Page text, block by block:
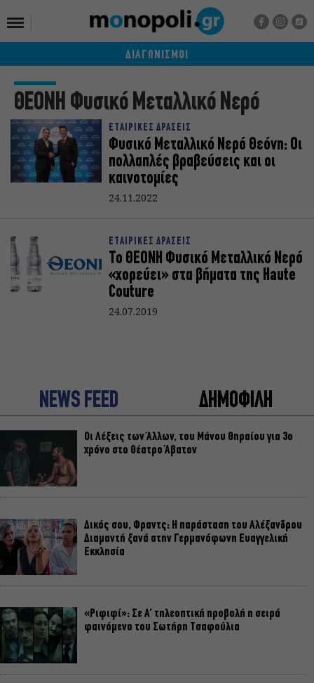
ΔΙΑΓΩΝΙΣΜΟΙ
ΘΕΟΝΗ Φυσικό Μεταλλικό Νερό
ΕΤΑΙΡΙΚΕΣ ΔΡΑΣΕΙΣ
Φυσικό Μεταλλικό Νερό Θεόνη: Οι
πολλαπλές βραβεύσεις και οι
καινοτομίες
24.11.2022
ΕΤΑΙΡΙΚΕΣ ΔΡΑΣΕΙΣ
Το ΘΕΟΝΗ Φυσικό Μεταλλικό Νερό
«χορεύει» στα βήματα της Haute
Couture
24.07.2019
NEWS FEED ΔΗΜΟΦΙΛΗ
Οι Λέξεις των Άλλων, του Μάνου Θηραίου για 3ο
χρόνο στο Θέατρο Άβατον
Δικός σου, Φραντς: Η παράσταση του Αλέξανδρου
Διαμαντή ξανά στην Γερμανόφωνη Ευαγγελική
Εκκλησία
«Ριφιφί»: Σε Α’ τηλεοπτική προβολή η σειρά
φαινόμενο του Σωτήρη Τσαφούλια